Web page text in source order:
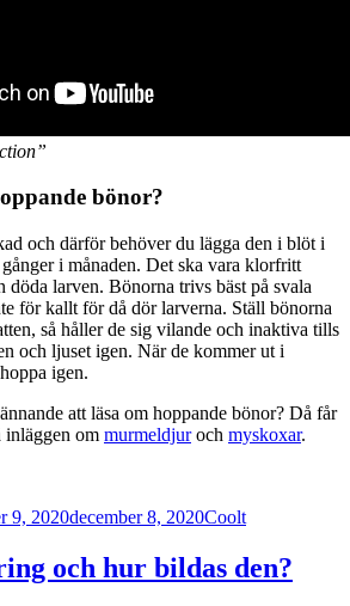
bönor?
och därför behöver du lägga den i blöt i
i månaden. Det ska vara klorfritt
döda larven. Bönorna trivs bäst på svala
för kallt för då dör larverna. Ställ bönorna
så håller de sig vilande och inaktiva tills
och ljuset igen. När de kommer ut i
igen.
att läsa om hoppande bönor? Då får
inläggen om murmeldjuroch myskoxar.
9, 2020december 8, 2020Coolt
och hur bildas den?